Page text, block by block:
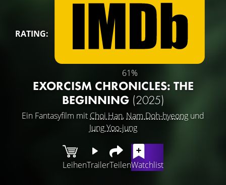
RATING:
61%
EXORCISM CHRONICLES: THE
BEGINNING (2025)
Ein Fantasyfilm mit Choi Han, Nam Doh-hyeong und
Jung Yoo-jung
LeihenTrailerTeilenWatchlist